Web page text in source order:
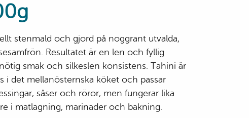
Konsumentkontakt
Reklamationsformulär
Jobba hos oss
stenmald och gjord på noggrant utvalda,
Resultatet är en len och fyllig
smak och silkeslen konsistens. Tahini är
i det mellanösternska köket och passar
såser och röror, men fungerar lika
i matlagning, marinader och bakning.